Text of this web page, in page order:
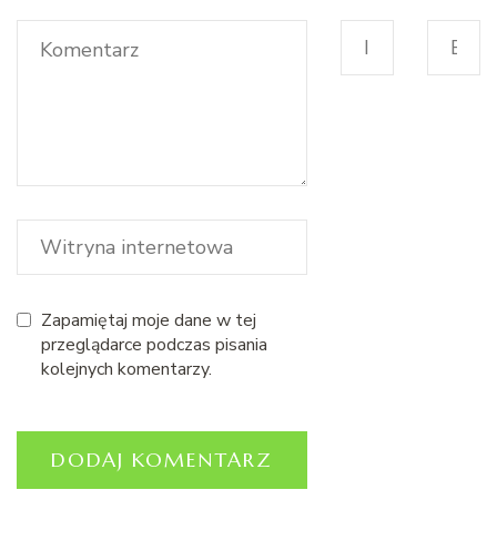
Zapamiętaj moje dane w tej
przeglądarce podczas pisania
kolejnych komentarzy.